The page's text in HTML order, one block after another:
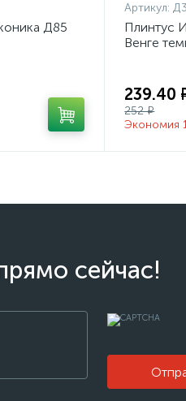
Д85
Артикул:
Плинтус
Венге
239.40
252 ₽
Экономия
сейчас!